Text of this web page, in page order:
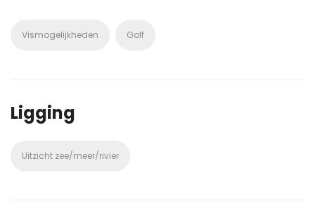
Vismogelijkheden Golf
Ligging
Uitzicht zee/meer/rivier